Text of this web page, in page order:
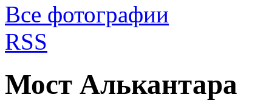
Все фотографии
RSS
Мост Алькантара